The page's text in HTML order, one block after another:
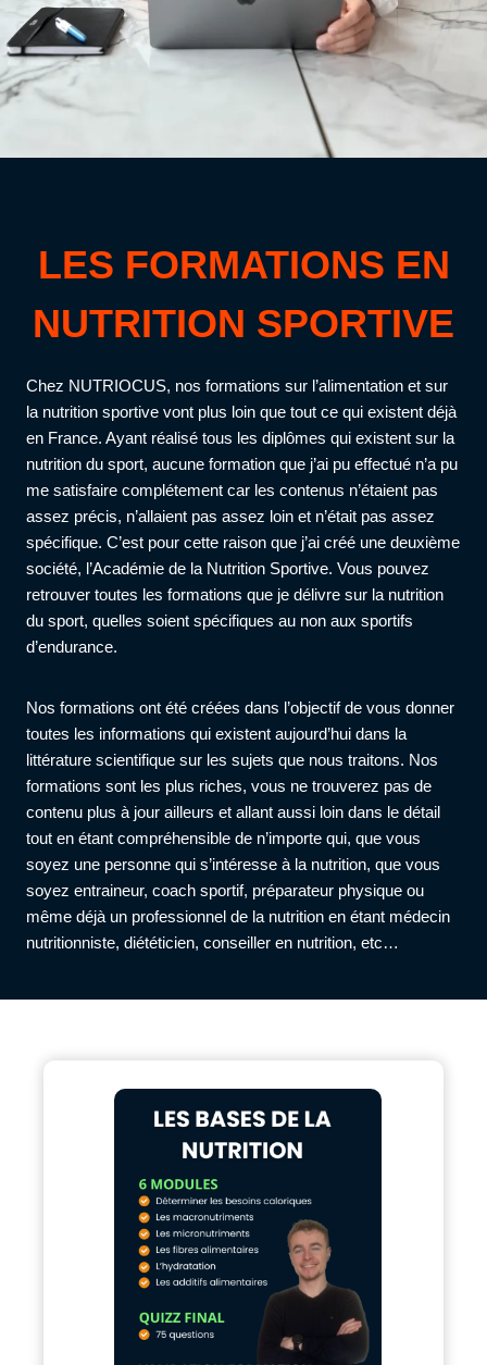
LES FORMATIONS EN
NUTRITION SPORTIVE
Chez NUTRIOCUS, nos formations sur l’alimentation et sur
la nutrition sportive vont plus loin que tout ce qui existent déjà
en France. Ayant réalisé tous les diplômes qui existent sur la
nutrition du sport, aucune formation que j’ai pu effectué n’a pu
me satisfaire complétement car les contenus n’étaient pas
assez précis, n’allaient pas assez loin et n’était pas assez
spécifique. C’est pour cette raison que j’ai créé une deuxième
société, l’Académie de la Nutrition Sportive. Vous pouvez
retrouver toutes les formations que je délivre sur la nutrition
du sport, quelles soient spécifiques au non aux sportifs
d’endurance.
Nos formations ont été créées dans l’objectif de vous donner
toutes les informations qui existent aujourd’hui dans la
littérature scientifique sur les sujets que nous traitons. Nos
formations sont les plus riches, vous ne trouverez pas de
contenu plus à jour ailleurs et allant aussi loin dans le détail
tout en étant compréhensible de n’importe qui, que vous
soyez une personne qui s’intéresse à la nutrition, que vous
soyez entraineur, coach sportif, préparateur physique ou
même déjà un professionnel de la nutrition en étant médecin
nutritionniste, diététicien, conseiller en nutrition, etc…